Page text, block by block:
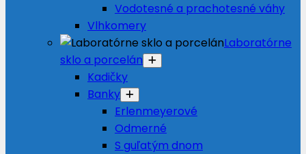
Vodotesné a prachotesné váhy
Vlhkomery
Laboratórne
sklo a porcelán
Kadičky
Banky
Erlenmeyerové
Odmerné
S guľatým dnom